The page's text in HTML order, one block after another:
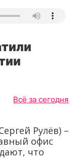
Всё за сегодня
Рулёв) –
офис
что